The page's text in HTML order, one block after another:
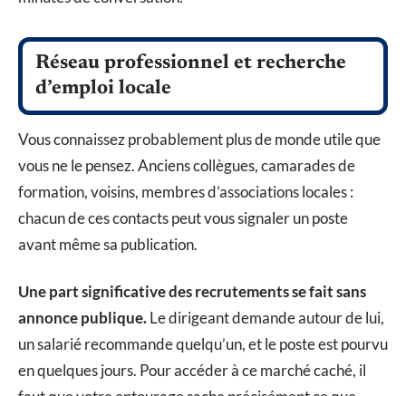
Réseau professionnel et recherche
d’emploi locale
Vous connaissez probablement plus de monde utile que
vous ne le pensez. Anciens collègues, camarades de
formation, voisins, membres d’associations locales :
chacun de ces contacts peut vous signaler un poste
avant même sa publication.
Une part significative des recrutements se fait sans
annonce publique.Le dirigeant demande autour de lui,
un salarié recommande quelqu’un, et le poste est pourvu
en quelques jours. Pour accéder à ce marché caché, il